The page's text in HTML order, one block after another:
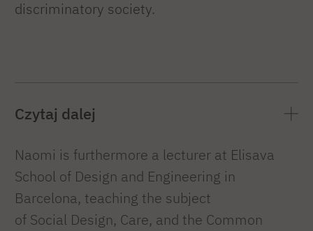
discriminatory society.
Czytaj dalej
Naomi is furthermore a lecturer at Elisava
School of Design and Engineering in
Barcelona, teaching the subject
of Social Design, Care, and the Common